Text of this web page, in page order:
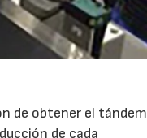
de obtener el tándem
de cada